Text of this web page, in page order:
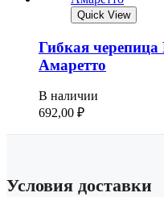
Quick View
Гибкая черепица
Амаретто
В наличии
692,00 ₽
Условия доставки